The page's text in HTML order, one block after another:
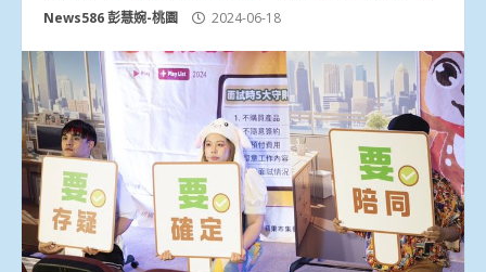
News586 彭慧婉-桃園 2024-06-18